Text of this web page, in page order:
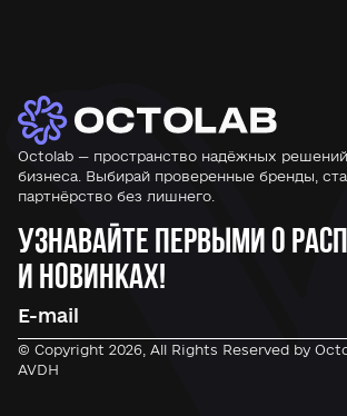
Octolab — пространство надёжных
бизнеса. Выбирай проверенные бренды,
партнёрство без лишнего.
Узнавайте первыми о
и новинках!
© Copyright 2026, All Rights Reserved by
AVDH